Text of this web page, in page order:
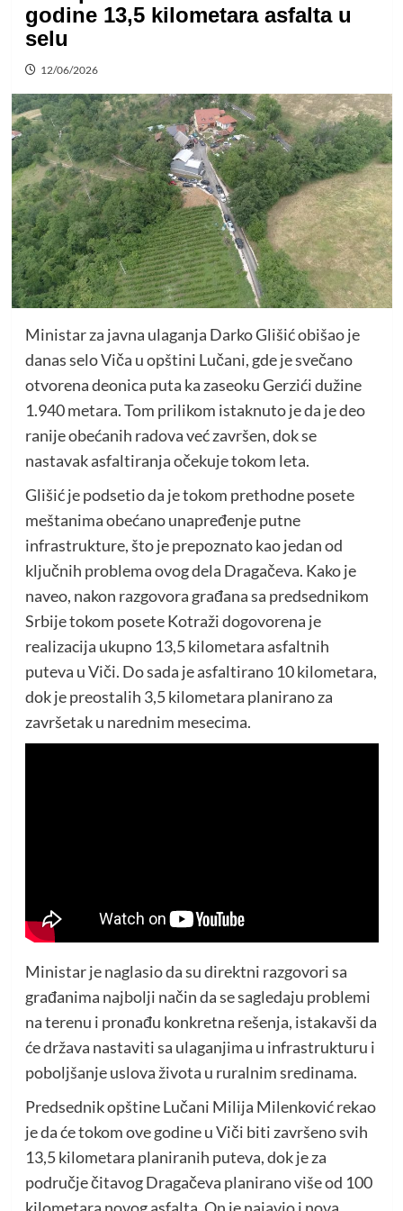
godine 13,5 kilometara asfalta u
selu
12/06/2026
Ministar za javna ulaganja Darko Glišić obišao je
danas selo Viča u opštini Lučani, gde je svečano
otvorena deonica puta ka zaseoku Gerzići dužine
1.940 metara. Tom prilikom istaknuto je da je deo
ranije obećanih radova već završen, dok se
nastavak asfaltiranja očekuje tokom leta.
Glišić je podsetio da je tokom prethodne posete
meštanima obećano unapređenje putne
infrastrukture, što je prepoznato kao jedan od
ključnih problema ovog dela Dragačeva. Kako je
naveo, nakon razgovora građana sa predsednikom
Srbije tokom posete Kotraži dogovorena je
realizacija ukupno 13,5 kilometara asfaltnih
puteva u Viči. Do sada je asfaltirano 10 kilometara,
dok je preostalih 3,5 kilometara planirano za
završetak u narednim mesecima.
Ministar je naglasio da su direktni razgovori sa
građanima najbolji način da se sagledaju problemi
na terenu i pronađu konkretna rešenja, istakavši da
će država nastaviti sa ulaganjima u infrastrukturu i
poboljšanje uslova života u ruralnim sredinama.
Predsednik opštine Lučani Milija Milenković rekao
je da će tokom ove godine u Viči biti završeno svih
13,5 kilometara planiranih puteva, dok je za
područje čitavog Dragačeva planirano više od 100